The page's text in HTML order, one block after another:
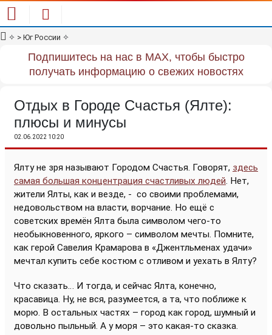
✧ > Юг России ✧
Подпишитесь на нас в MAX, чтобы быстро
получать информацию о свежих новостях
Отдых в Городе Счастья (Ялте):
плюсы и минусы
02.06.2022 10:20
Ялту не зря называют Городом Счастья. Говорят, здесь
самая большая концентрация счастливых людей. Нет,
жители Ялты, как и везде, - со своими проблемами,
недовольством на власти, ворчание. Но ещё с
советских времён Ялта была символом чего-то
необыкновенного, яркого – символом мечты. Помните,
как герой Савелия Крамарова в «Джентльменах удачи»
мечтал купить себе костюм с отливом и уехать в Ялту?
Что сказать… И тогда, и сейчас Ялта, конечно,
красавица. Ну, не вся, разумеется, а та, что поближе к
морю. В остальных частях – город как город, шумный и
довольно пыльный. А у моря – это какая-то сказка.